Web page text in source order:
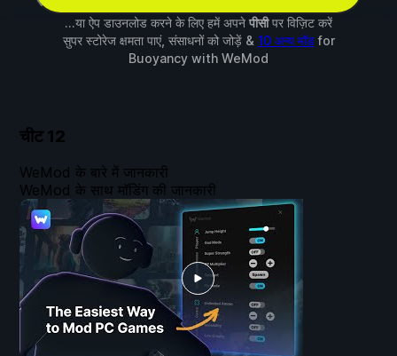
...या ऐप डाउनलोड करने के लिए हमें अपने पीसीपर विज़िट करें
सुपर स्टोरेज क्षमता पाएं, संसाधनों को जोड़ें & 10 अन्य मॉडfor
Buoyancy with WeMod
चीट 12
WeMod के बारे में जानकारी
WeMod के साथ मॉडिंग की जानकारी